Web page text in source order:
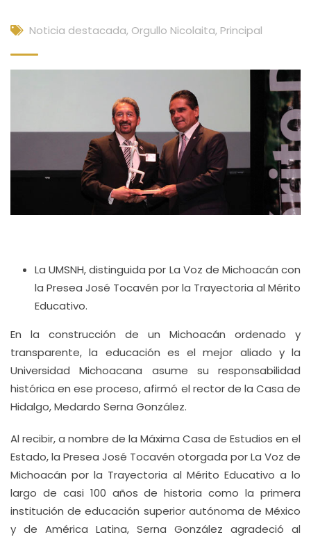
Noticia destacada, Orgullo Nicolaita, Principal
La UMSNH, distinguida por La Voz de Michoacán con
la Presea José Tocavén por la Trayectoria al Mérito
Educativo.
En la construcción de un Michoacán ordenado y
transparente, la educación es el mejor aliado y la
Universidad Michoacana asume su responsabilidad
histórica en ese proceso, afirmó el rector de la Casa de
Hidalgo, Medardo Serna González.
Al recibir, a nombre de la Máxima Casa de Estudios en el
Estado, la Presea José Tocavén otorgada por La Voz de
Michoacán por la Trayectoria al Mérito Educativo a lo
largo de casi 100 años de historia como la primera
institución de educación superior autónoma de México
y de América Latina, Serna González agradeció al